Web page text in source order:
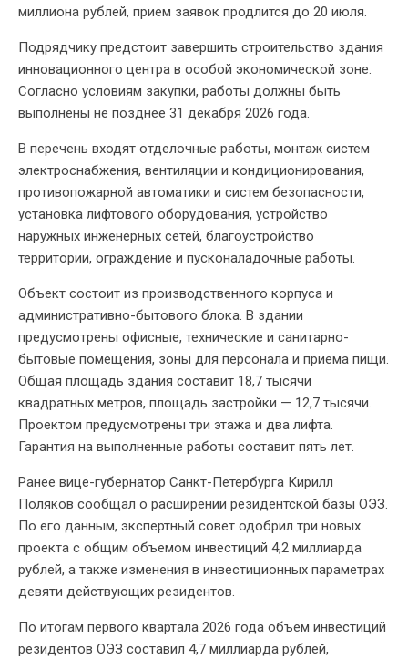
миллиона рублей, прием заявок продлится до 20 июля.
Подрядчику предстоит завершить строительство здания
инновационного центра в особой экономической зоне.
Согласно условиям закупки, работы должны быть
выполнены не позднее 31 декабря 2026 года.
В перечень входят отделочные работы, монтаж систем
электроснабжения, вентиляции и кондиционирования,
противопожарной автоматики и систем безопасности,
установка лифтового оборудования, устройство
наружных инженерных сетей, благоустройство
территории, ограждение и пусконаладочные работы.
Объект состоит из производственного корпуса и
административно-бытового блока. В здании
предусмотрены офисные, технические и санитарно-
бытовые помещения, зоны для персонала и приема пищи.
Общая площадь здания составит 18,7 тысячи
квадратных метров, площадь застройки — 12,7 тысячи.
Проектом предусмотрены три этажа и два лифта.
Гарантия на выполненные работы составит пять лет.
Ранее вице-губернатор Санкт-Петербурга Кирилл
Поляков сообщал о расширении резидентской базы ОЭЗ.
По его данным, экспертный совет одобрил три новых
проекта с общим объемом инвестиций 4,2 миллиарда
рублей, а также изменения в инвестиционных параметрах
девяти действующих резидентов.
По итогам первого квартала 2026 года объем инвестиций
резидентов ОЭЗ составил 4,7 миллиарда рублей,